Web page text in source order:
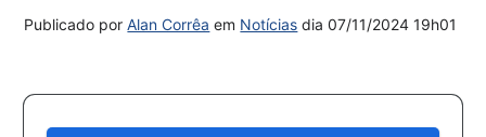
Publicado porAlan Corrêa em Notícias dia07/11/2024 19h01